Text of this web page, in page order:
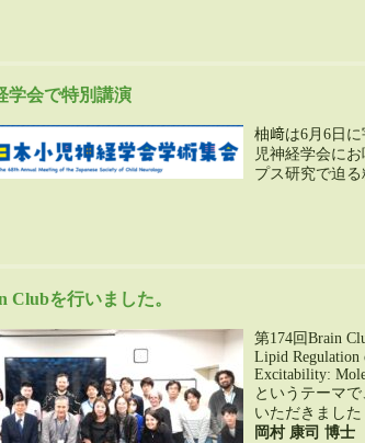
学会で特別講演
柚﨑は6月6日
児神経学会に
プス研究で迫
Clubを行いました。
第174回Brain
Lipid Regulation
Excitability:
というテーマで
いただきました
岡村 康司 博士